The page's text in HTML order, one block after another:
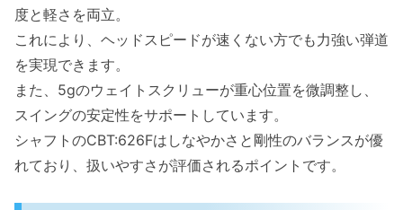
度と軽さを両立。
これにより、ヘッドスピードが速くない方でも力強い弾道
を実現できます。
また、5gのウェイトスクリューが重心位置を微調整し、
スイングの安定性をサポートしています。
シャフトのCBT:626Fはしなやかさと剛性のバランスが優
れており、扱いやすさが評価されるポイントです。